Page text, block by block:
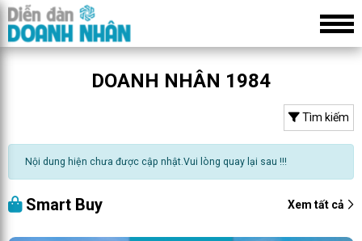
DOANH NHÂN 1984
Tìm kiếm
Nội dung hiện chưa được cập nhật.Vui lòng quay lại sau !!!
Smart Buy Xem tất cả